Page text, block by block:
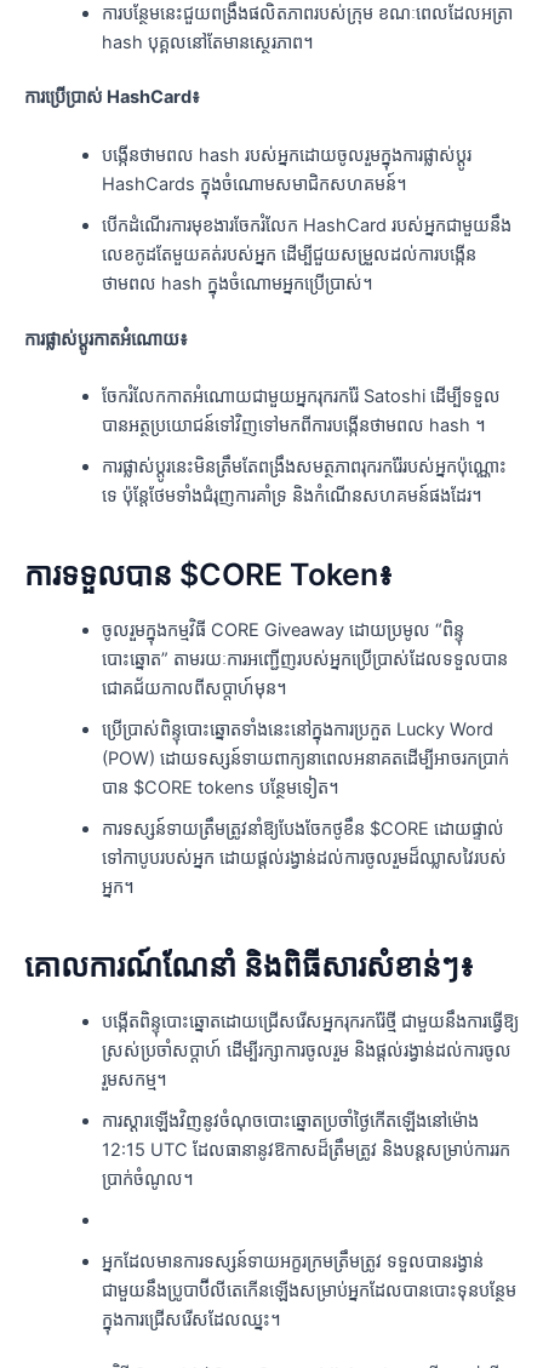
ការបន្ថែមនេះជួយពង្រឹងផលិតភាពរបស់ក្រុម ខណៈពេលដែលអត្រា
hash បុគ្គលនៅតែមានស្ថេរភាព។
ការប្រើប្រាស់ HashCard៖
បង្កើនថាមពល hash របស់អ្នកដោយចូលរួមក្នុងការផ្លាស់ប្តូរ
HashCards ក្នុងចំណោមសមាជិកសហគមន៍។
បើកដំណើរការមុខងារចែករំលែក HashCard របស់អ្នកជាមួយនឹង
លេខកូដតែមួយគត់របស់អ្នក ដើម្បីជួយសម្រួលដល់ការបង្កើន
ថាមពល hash ក្នុងចំណោមអ្នកប្រើប្រាស់។
ការផ្លាស់ប្តូរកាតអំណោយ៖
ចែករំលែកកាតអំណោយជាមួយអ្នករុករករ៉ែ Satoshi ដើម្បីទទួល
បានអត្ថប្រយោជន៍ទៅវិញទៅមកពីការបង្កើនថាមពល hash ។
ការផ្លាស់ប្តូរនេះមិនត្រឹមតែពង្រឹងសមត្ថភាពរុករករ៉ែរបស់អ្នកប៉ុណ្ណោះ
ទេ ប៉ុន្តែថែមទាំងជំរុញការគាំទ្រ និងកំណើនសហគមន៍ផងដែរ។
ការទទួលបាន $CORE Token៖
ចូលរួមក្នុងកម្មវិធី CORE Giveaway ដោយប្រមូល “ពិន្ទុ
បោះឆ្នោត” តាមរយៈការអញ្ជើញរបស់អ្នកប្រើប្រាស់ដែលទទួលបាន
ជោគជ័យកាលពីសប្តាហ៍មុន។
ប្រើប្រាស់ពិន្ទុបោះឆ្នោតទាំងនេះនៅក្នុងការប្រកួត Lucky Word
(POW) ដោយទស្សន៍ទាយពាក្យនាពេលអនាគតដើម្បីអាចរកប្រាក់
បាន $CORE tokens បន្ថែមទៀត។
ការទស្សន៍ទាយត្រឹមត្រូវនាំឱ្យបែងចែកថូខឹន $CORE ដោយផ្ទាល់
ទៅកាបូបរបស់អ្នក ដោយផ្តល់រង្វាន់ដល់ការចូលរួមដ៏ឈ្លាសវៃរបស់
អ្នក។
គោលការណ៍ណែនាំ និងពិធីសារសំខាន់ៗ៖
បង្កើតពិន្ទុបោះឆ្នោតដោយជ្រើសរើសអ្នករុករករ៉ែថ្មី ជាមួយនឹងការធ្វើឱ្យ
ស្រស់ប្រចាំសប្តាហ៍ ដើម្បីរក្សាការចូលរួម និងផ្តល់រង្វាន់ដល់ការចូល
រួមសកម្ម។
ការស្ដារឡើងវិញនូវចំណុចបោះឆ្នោតប្រចាំថ្ងៃកើតឡើងនៅម៉ោង
12:15 UTC ដែលធានានូវឱកាសដ៏ត្រឹមត្រូវ និងបន្តសម្រាប់ការរក
ប្រាក់ចំណូល។
អ្នកដែលមានការទស្សន៍ទាយអក្ខរក្រមត្រឹមត្រូវ ទទួលបានរង្វាន់
ជាមួយនឹងប្រូបាប៊ីលីតេកើនឡើងសម្រាប់អ្នកដែលបានបោះទុនបន្ថែម
ក្នុងការជ្រើសរើសដែលឈ្នះ។